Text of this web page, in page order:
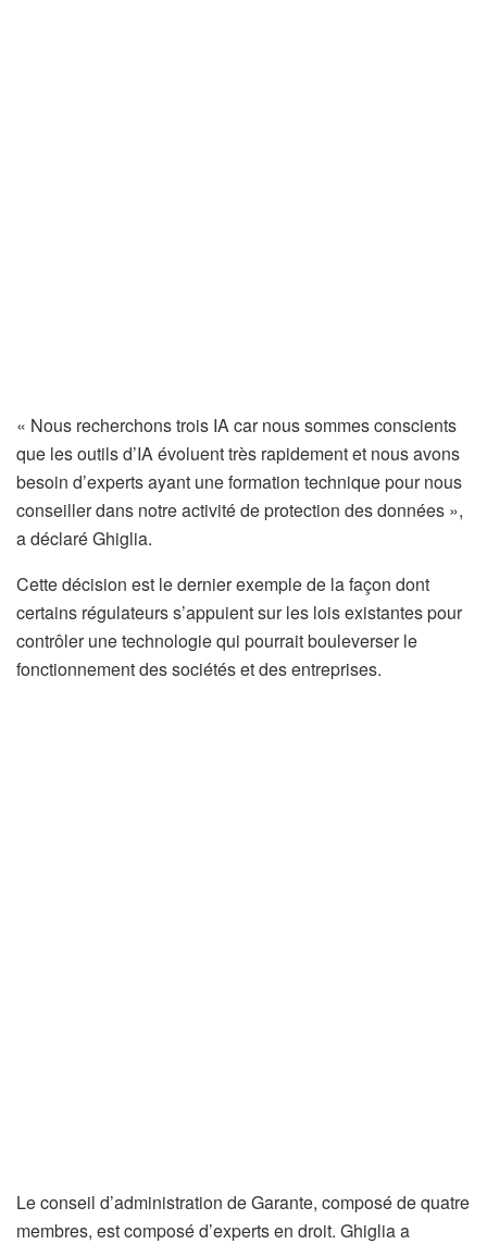
« Nous recherchons trois IA car nous sommes conscients
que les outils d’IA évoluent très rapidement et nous avons
besoin d’experts ayant une formation technique pour nous
conseiller dans notre activité de protection des données »,
a déclaré Ghiglia.
Cette décision est le dernier exemple de la façon dont
certains régulateurs s’appuient sur les lois existantes pour
contrôler une technologie qui pourrait bouleverser le
fonctionnement des sociétés et des entreprises.
Le conseil d’administration de Garante, composé de quatre
membres, est composé d’experts en droit. Ghiglia a